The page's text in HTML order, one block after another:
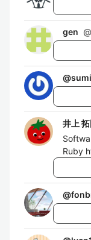
gen @
@
井上
Ruby
@